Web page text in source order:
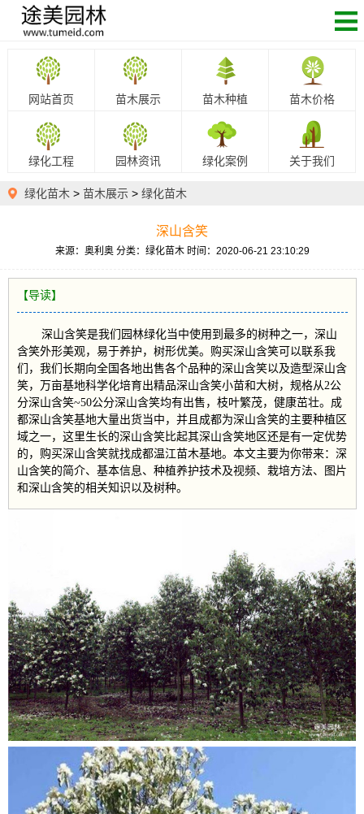
网站首页 苗木展示 苗木种植 苗木价格
绿化工程 园林资讯 绿化案例 关于我们
绿化苗木 > 苗木展示 > 绿化苗木
深山含笑
来源：奥利奥 分类：绿化苗木 时间：2020-06-21 23:10:29
【导读】
深山含笑是我们园林绿化当中使用到最多的树种之一，深山
含笑外形美观，易于养护，树形优美。购买深山含笑可以联系我
们，我们长期向全国各地出售各个品种的深山含笑以及造型深山含
笑，万亩基地科学化培育出精品深山含笑小苗和大树，规格从2公
分深山含笑~50公分深山含笑均有出售，枝叶繁茂，健康茁壮。成
都深山含笑基地大量出货当中，并且成都为深山含笑的主要种植区
域之一，这里生长的深山含笑比起其深山含笑地区还是有一定优势
的，购买深山含笑就找成都温江苗木基地。本文主要为你带来：深
山含笑的简介、基本信息、种植养护技术及视频、栽培方法、图片
和深山含笑的相关知识以及树种。